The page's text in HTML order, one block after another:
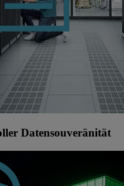
Datensouveränität